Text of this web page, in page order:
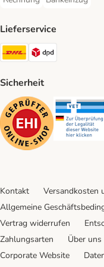
Rechnung Payment Method
Bankeinzug
Lieferservice
DHL Shipping
Sicherheit
Security
Kontakt Versandkosten
Allgemeine
Vertrag widerrufen
Zahlungsarten
Über uns
Corporate Website